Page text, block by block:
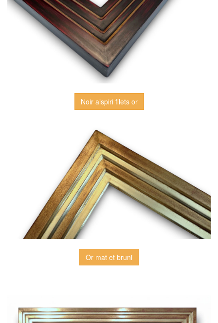
Noir aispiri filets or
Or mat et bruni